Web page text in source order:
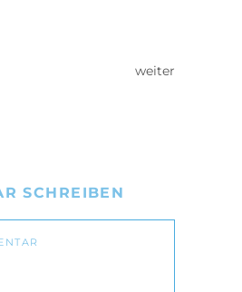
weiter
SCHREIBEN